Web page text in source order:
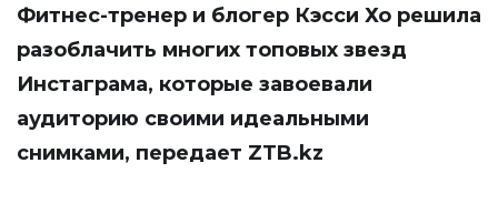
Фитнес-тренер и блогер Кэсси Хо решила
разоблачить многих топовых звезд
Инстаграма, которые завоевали
аудиторию своими идеальными
снимками, передает ZTB.kz